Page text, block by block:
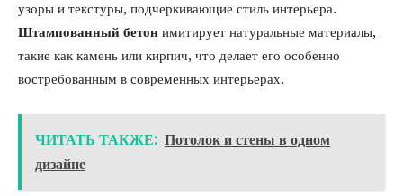
узоры и текстуры, подчеркивающие стиль интерьера.
Штампованный бетон имитирует натуральные материалы,
такие как камень или кирпич, что делает его особенно
востребованным в современных интерьерах.
ЧИТАТЬ ТАКЖЕ: Потолок и стены в одном
дизайне